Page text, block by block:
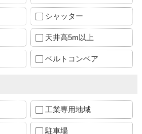
シャッター
天井高5m以上
ベルトコンベア
工業専用地域
駐車場